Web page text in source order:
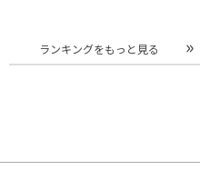
ランキングをもっと見る